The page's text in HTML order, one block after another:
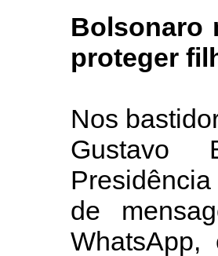
Bolsonaro
proteger
Nos
Gustavo
de